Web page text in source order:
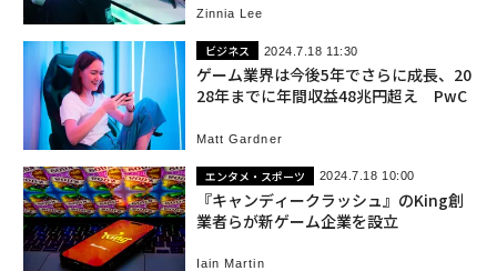
Zinnia Lee
ビジネス 2024.7.18 11:30
ゲーム業界は今後5年でさらに成長、20
28年までに年間収益48兆円超え PwC
Matt Gardner
エンタメ・スポーツ 2024.7.18 10:00
『キャンディークラッシュ』のKing創
業者らが新ゲーム企業を設立
Iain Martin